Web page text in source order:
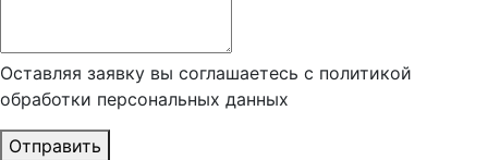
Оставляя заявку вы соглашаетесь с политикой
обработки персональных данных
Отправить